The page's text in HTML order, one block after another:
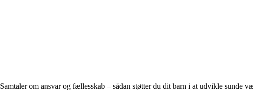
Samtaler om ansvar og fællesskab – sådan støtter du dit barn i at udvikle sunde